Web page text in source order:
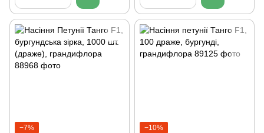
−7% −10%